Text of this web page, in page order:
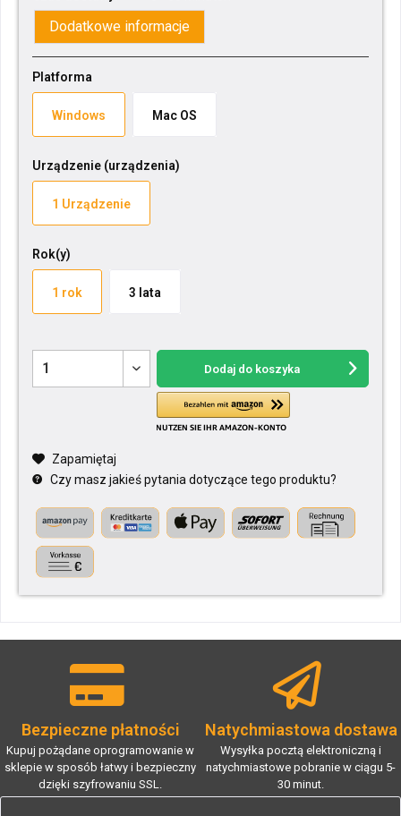
Dodatkowe informacje
Platforma
Windows Mac OS
Urządzenie (urządzenia)
1 Urządzenie
Rok(y)
1 rok 3 lata
Dodaj do koszyka
Zapamiętaj
Czy masz jakieś pytania dotyczące tego produktu?
Bezpieczne płatności
Kupuj pożądane oprogramowanie w
sklepie w sposób łatwy i bezpieczny
dzięki szyfrowaniu SSL.
Natychmiastowa dostawa
Wysyłka pocztą elektroniczną i
natychmiastowe pobranie w ciągu 5-
30 minut.